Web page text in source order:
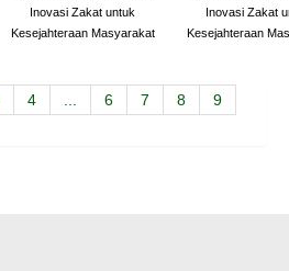
Inovasi Zakat untuk
Kesejahteraan Masyarakat
Inovasi Zakat
Kesejahteraan
4 6 7 8
9